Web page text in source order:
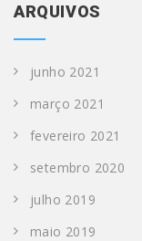
ARQUIVOS
junho 2021
março 2021
fevereiro 2021
setembro 2020
julho 2019
maio 2019